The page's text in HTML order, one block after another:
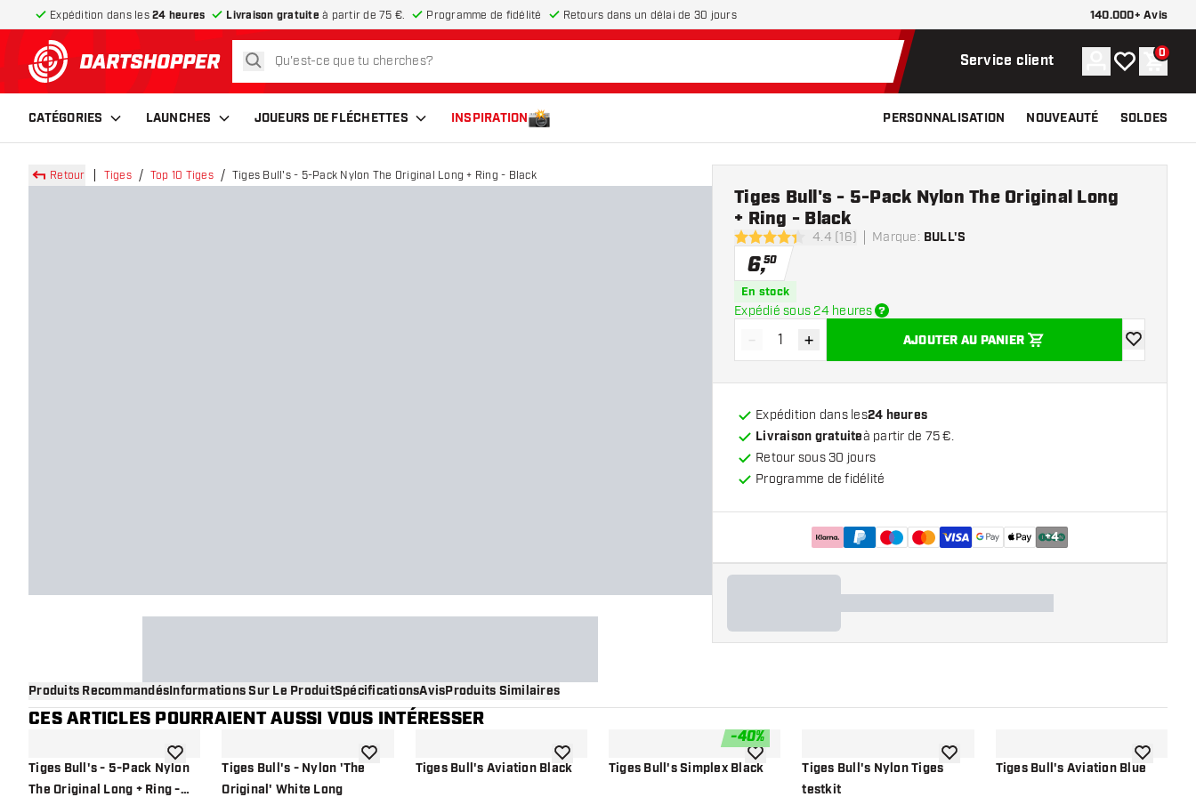
Expédition dans les 24 heures Livraison gratuite à partir de 75 €. Programme de fidélité Retours dans un délai de 30 jours 140.000+ Avis
retour à la page d’accueil
rechercher Service client Compte
Ma liste de
Panier
0
CATÉGORIES LAUNCHES JOUEURS DE FLÉCHETTES INSPIRATION PERSONNALISATION NOUVEAUTÉ SOLDES
Retour Tiges Top 10 Tiges Tiges Bull's - 5-Pack Nylon The Original Long + Ring - Black
4.4 étoiles de notation
4.4 (16) Marque: BULL'S
Tiges Bull's - 5-Pack Nylon The Original Long
+ Ring - Black
6,50
En stock
Expédié sous 24 heures
Diminuer la quantité
- Augmenter la quantité
+ AJOUTER AU PANIER
ajouter à la
Expédition dans les24 heures
Livraison gratuiteà partir de 75 €.
Retour sous 30 jours
Programme de fidélité
+4
Produits RecommandésInformations Sur Le ProduitSpécificationsAvisProduits Similaires
CES ARTICLES POURRAIENT AUSSI VOUS INTÉRESSER
Tiges Bull's - 5-Pack Nylon
The Original Long + Ring -
ajouter à la liste de souhaits
Tiges Bull's - Nylon 'The
Original' White Long
ajouter à la liste de souhaits
Tiges Bull's Aviation Blackajouter à la liste de souhaits
-40%
Tiges Bull's Simplex Blackajouter à la liste de souhaits
Tiges Bull's Nylon Tiges
testkit
ajouter à la liste de souhaits
Tiges Bull's Aviation Blueajouter à